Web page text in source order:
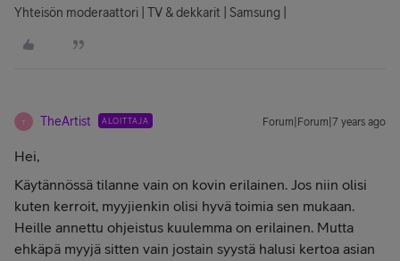
Yhteisön moderaattori | TV & dekkarit | Samsung |
T TheArtist ALOITTAJA Forum|Forum|7 years ago
Hei,
Käytännössä tilanne vain on kovin erilainen. Jos niin olisi
kuten kerroit, myyjienkin olisi hyvä toimia sen mukaan.
Heille annettu ohjeistus kuulemma on erilainen. Mutta
ehkäpä myyjä sitten vain jostain syystä halusi kertoa asian